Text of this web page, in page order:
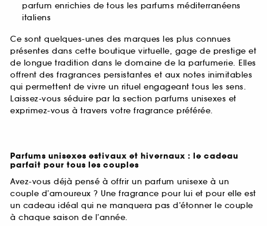
parfum enrichies de tous les parfums méditerranéens
italiens
Ce sont quelques-unes des marques les plus connues
présentes dans cette boutique virtuelle, gage de prestige et
de longue tradition dans le domaine de la parfumerie. Elles
offrent des fragrances persistantes et aux notes inimitables
qui permettent de vivre un rituel engageant tous les sens.
Laissez-vous séduire par la section parfums unisexes et
exprimez-vous à travers votre fragrance préférée.
Parfums unisexes estivaux et hivernaux : le cadeau
parfait pour tous les couples
Avez-vous déjà pensé à offrir un parfum unisexe à un
couple d’amoureux ? Une fragrance pour lui et pour elle est
un cadeau idéal qui ne manquera pas d’étonner le couple
à chaque saison de l’année.